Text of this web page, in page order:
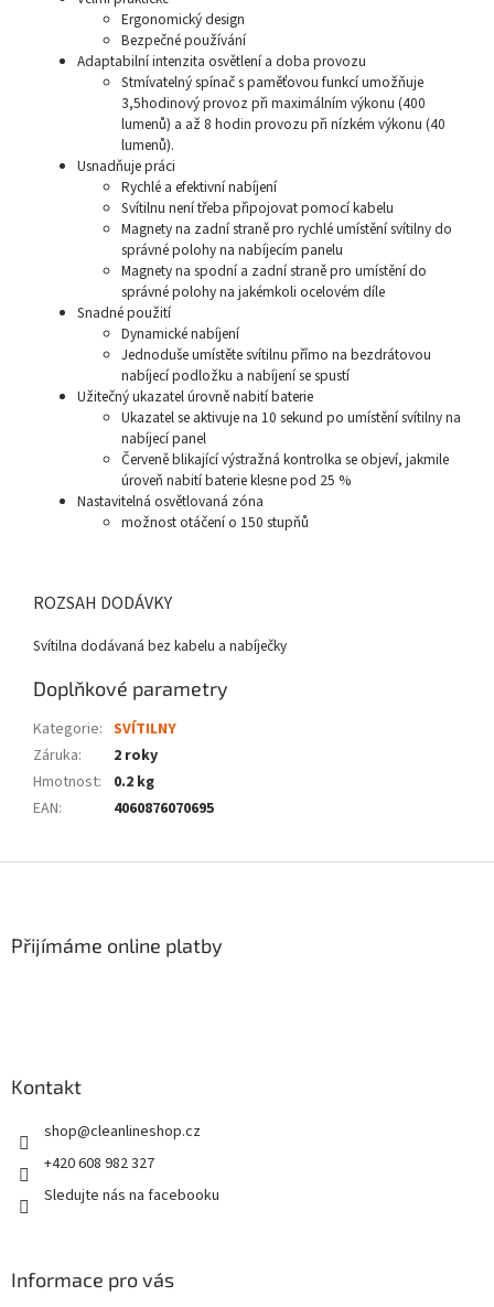
Ergonomický design
Bezpečné používání
Adaptabilní intenzita osvětlení a doba provozu
Stmívatelný spínač s paměťovou funkcí umožňuje
3,5hodinový provoz při maximálním výkonu (400
lumenů) a až 8 hodin provozu při nízkém výkonu (40
lumenů).
Usnadňuje práci
Rychlé a efektivní nabíjení
Svítilnu není třeba připojovat pomocí kabelu
Magnety na zadní straně pro rychlé umístění svítilny do
správné polohy na nabíjecím panelu
Magnety na spodní a zadní straně pro umístění do
správné polohy na jakémkoli ocelovém díle
Snadné použití
Dynamické nabíjení
Jednoduše umístěte svítilnu přímo na bezdrátovou
nabíjecí podložku a nabíjení se spustí
Užitečný ukazatel úrovně nabití baterie
Ukazatel se aktivuje na 10 sekund po umístění svítilny na
nabíjecí panel
Červeně blikající výstražná kontrolka se objeví, jakmile
úroveň nabití baterie klesne pod 25 %
Nastavitelná osvětlovaná zóna
možnost otáčení o 150 stupňů
ROZSAH DODÁVKY
Svítilna dodávaná bez kabelu a nabíječky
Doplňkové parametry
Kategorie: SVÍTILNY
Záruka:
2 roky
Hmotnost:
0.2 kg
EAN: 4060876070695
Přijímáme online platby
Kontakt
shop@cleanlineshop.cz
+420 608 982 327
Sledujte nás na facebooku
Informace pro vás